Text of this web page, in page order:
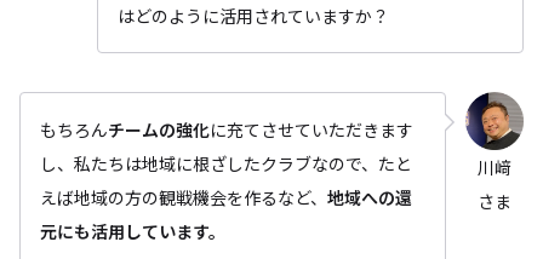
はどのように活用されていますか？
もちろんチームの強化に充てさせていただきます
し、私たちは地域に根ざしたクラブなので、たと
えば地域の方の観戦機会を作るなど、 地域への還
元にも活用しています。
川﨑
さま